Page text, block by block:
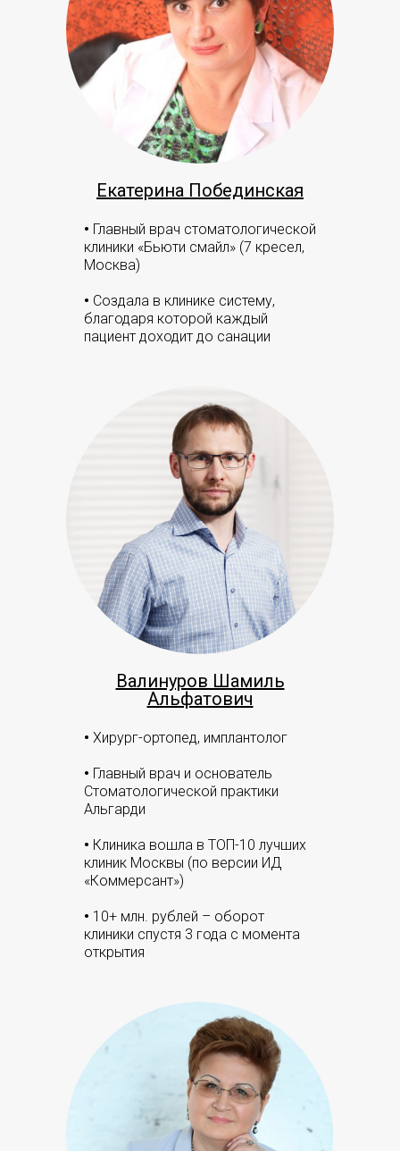
Екатерина Побединская
• Главный врач стоматологической
клиники «Бьюти смайл» (7 кресел,
Москва)
• Создала в клинике систему,
благодаря которой каждый
пациент доходит до санации
Валинуров Шамиль
Альфатович
• Хирург-ортопед, имплантолог
• Главный врач и основатель
Стоматологической практики
Альгарди
• Клиника вошла в ТОП-10 лучших
клиник Москвы (по версии ИД
«Коммерсант»)
• 10+ млн. рублей – оборот
клиники спустя 3 года с момента
открытия